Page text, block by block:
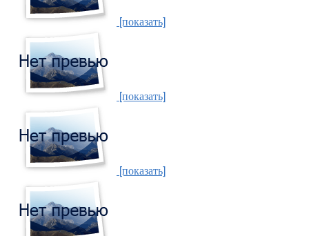
[показать]
[показать]
[показать]